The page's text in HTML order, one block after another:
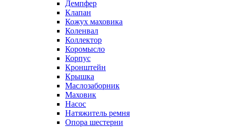
Демпфер
Клапан
Кожух маховика
Коленвал
Коллектор
Коромысло
Корпус
Кронштейн
Крышка
Маслозаборник
Маховик
Насос
Натяжитель ремня
Опора шестерни